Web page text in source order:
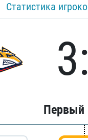
Статистика
Первый